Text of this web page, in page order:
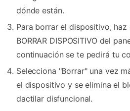
dónde están.
Para borrar el dispositivo,
BORRAR DISPOSITIVO del
continuación se te pedirá tu
Selecciona "Borrar" una vez
el dispositivo y se elimina el
dactilar disfuncional.